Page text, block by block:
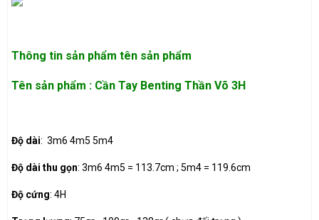
Thông tin sản phẩm tên sản phẩm
Tên sản phẩm : Cần Tay Benting Thần Võ 3H
Độ dài: 3m6 4m5 5m4
Độ dài thu gọn: 3m6 4m5 = 113.7cm ; 5m4 = 119.6cm
Độ cứng: 4H